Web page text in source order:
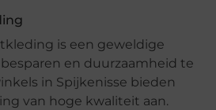
is een geweldige
en duurzaamheid te
in Spijkenisse bieden
van hoge kwaliteit aan.